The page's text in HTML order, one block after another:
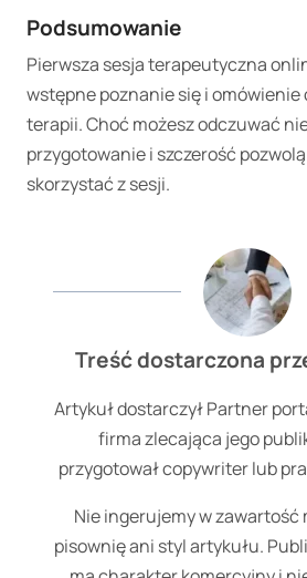
Podsumowanie
Pierwsza sesja terapeutyczna
wstępne poznanie się i omówienie
terapii. Choć możesz odczuwać
przygotowanie i szczerość pozwolą
skorzystać z sesji.
Treść dostarczona
Artykuł dostarczył Partner
firma zlecająca jego
przygotował copywriter lub
Nie ingerujemy w
pisownię ani styl artykułu.